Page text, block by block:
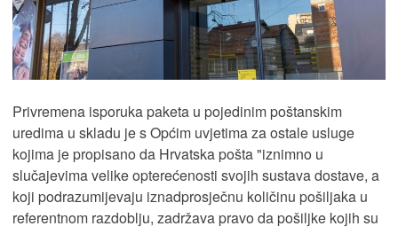
Privremena isporuka paketa u pojedinim poštanskim
uredima u skladu je s Općim uvjetima za ostale usluge
kojima je propisano da Hrvatska pošta "iznimno u
slučajevima velike opterećenosti svojih sustava dostave, a
koji podrazumijevaju iznadprosječnu količinu pošiljaka u
referentnom razdoblju, zadržava pravo da pošiljke kojih su